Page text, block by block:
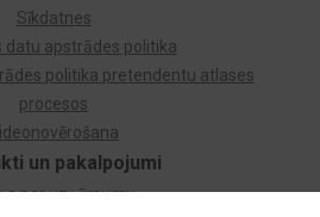
un pakalpojumi
par uzņēmumu
Sīkdatnes
datu apstrādes politika
politika pretendentu atlases
procesos